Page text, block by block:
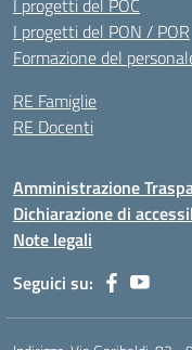
I progetti del POC
I progetti del PON / POR
Formazione del
RE Famiglie
RE Docenti
Amministrazione
Dichiarazione di
Note legali
Seguici su: